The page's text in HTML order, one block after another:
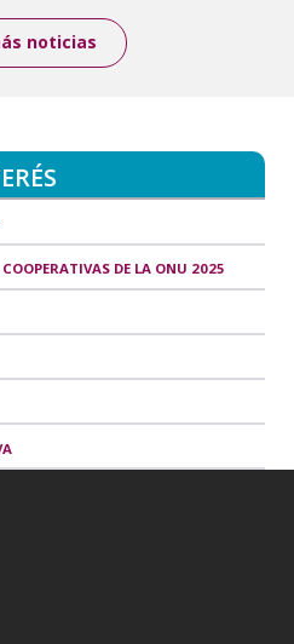
noticias
DE LA ONU 2025